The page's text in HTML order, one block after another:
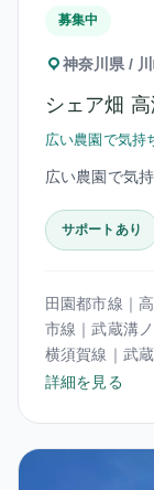
募集中
神奈川県 /
シェア畑
広い農園で気持
広い農園で気
サポートあり
田園都市線｜
市線｜武蔵溝
横須賀線｜武
詳細を見る